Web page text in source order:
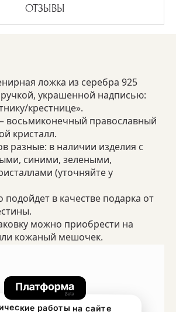
ОТЗЫВЫ
ложка из серебра 925
украшенной надписью:
крестнице».
восьмиконечный православный
кристалл.
разные: в наличии изделия с
синими, зелеными,
(уточняйте у
в качестве подарка от
можно приобрести на
кожаный мешочек.